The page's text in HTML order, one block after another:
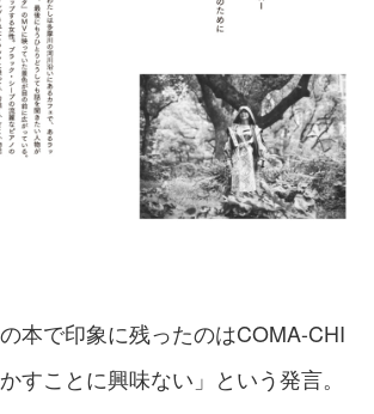
本で印象に残ったのはCOMA-CHI
すことに興味ない」という発言。